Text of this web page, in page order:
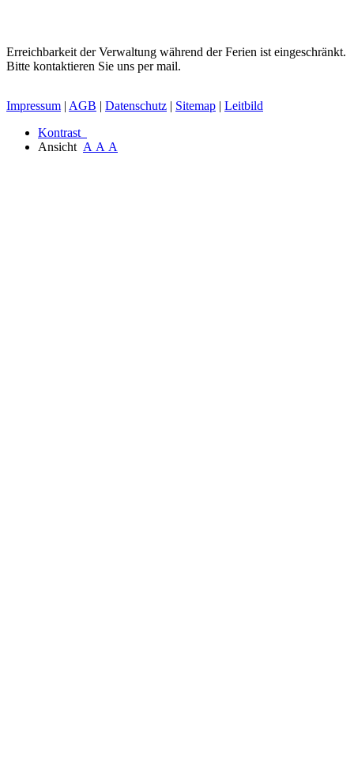
Erreichbarkeit der Verwaltung während der Ferien ist eingeschränkt.
Bitte kontaktieren Sie uns per mail.
Impressum | AGB | Datenschutz | Sitemap | Leitbild
Kontrast
Ansicht A A A